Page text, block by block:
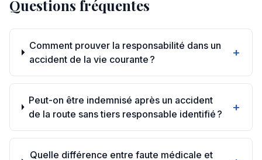
Questions fréquentes
Comment prouver la responsabilité dans un
accident de la vie courante ?
+
Peut-on être indemnisé après un accident
de la route sans tiers responsable identifié ?
+
Quelle différence entre faute médicale et